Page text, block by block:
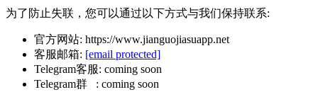
为了防止失联，您可以通过以下方式与我们保持联系:
官方网站: https://www.jianguojiasuapp.net
客服邮箱: [email protected]
Telegram客服: coming soon
Telegram群 : coming soon